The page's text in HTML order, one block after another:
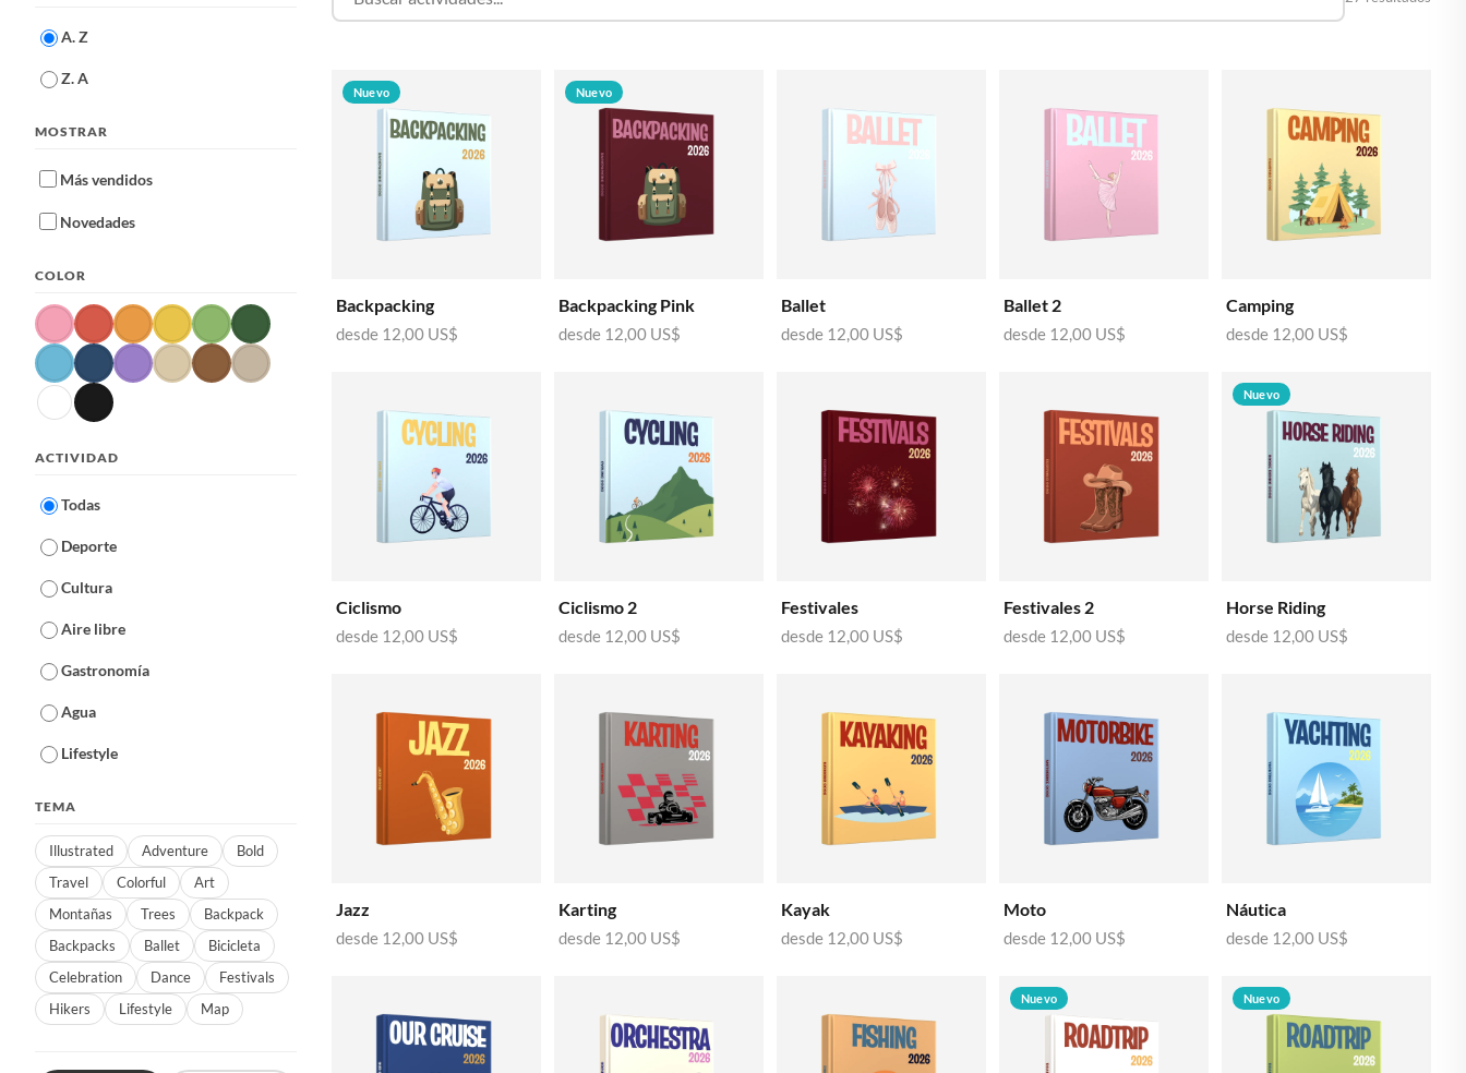
CHIPRE
CROACIA
DINAMARCA
ESLOVAQUIA
FINLANDIA
FRANCIA
🇮🇹ITALIA
LITUANIA
LUXEMBURGO
MALTA
PAÍSES BAJOS
🇵🇹PORTUGAL
🇬🇧REINO UNIDO
🇸🇪SUECIA
A. Z
Z. A
MOSTRAR
Más vendidos
Novedades
COLOR
ACTIVIDAD
Todas
Deporte
Cultura
Aire libre
Gastronomía
Agua
Lifestyle
TEMA
Illustrated Adventure
Bold
Travel
Colorful
Art
Montañas
Trees
Backpack
Backpacks
Ballet
Bicicleta
Celebration
Dance
Festivals
Hikers
Lifestyle Map
Nuevo
Backpacking
desde 12,00 US$
Nuevo
Backpacking Pink
desde 12,00 US$
Ballet
desde 12,00 US$
Ballet 2
desde 12,00 US$
Camping
desde 12,00 US$
Ciclismo
desde 12,00 US$
Ciclismo 2
desde 12,00 US$
Festivales
desde 12,00 US$
Festivales 2
desde 12,00 US$
Nuevo
Horse Riding
desde 12,00 US$
Jazz
desde 12,00 US$
Karting
desde 12,00 US$
Kayak
desde 12,00 US$
Moto
desde 12,00 US$
Náutica
desde 12,00 US$
Nuevo Nuevo